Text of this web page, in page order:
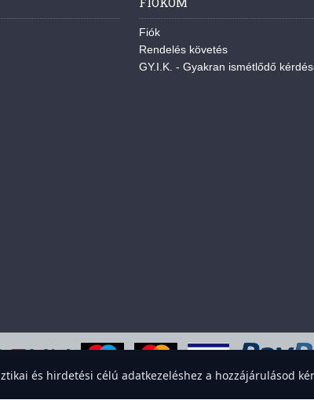
Fiók
Rendelés követés
GY.I.K. - Gyakran ismétlődő
és hirdetési célú adatkezeléshez a hozzájárulásod
sütiket használ a felhasználói élmény javítása érdekében.
Elfogadom Elutasítom